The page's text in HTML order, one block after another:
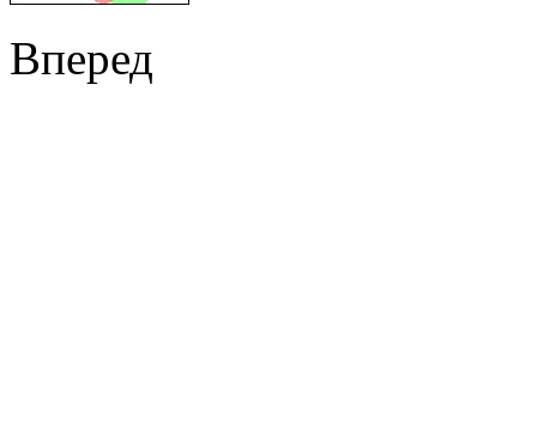
Вперед